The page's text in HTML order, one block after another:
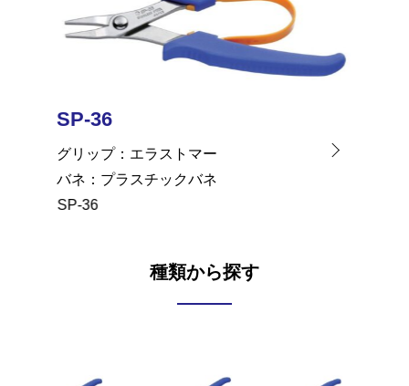
SP-36
グリップ
エラストマー
バネ
プラスチックバネ
SP-36
種類から探す